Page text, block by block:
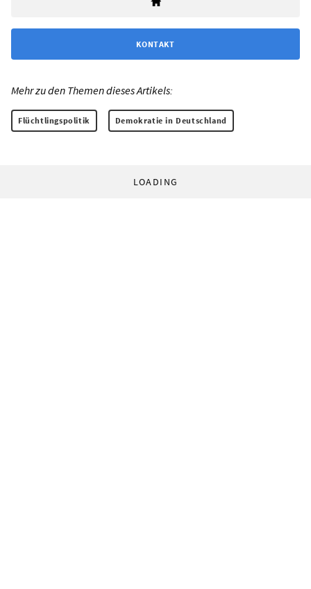
KONTAKT
Mehr zu den Themen dieses Artikels:
Flüchtlingspolitik Demokratie in Deutschland
LOADING